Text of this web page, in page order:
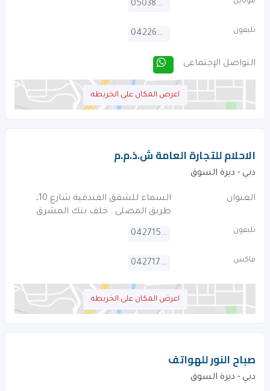
0503848992
تليفون 042267202
التواصل الإجتماعى
اعرض المكان على الخريطه
الاحلام للتجارة العامة ش.ذ.م.م
دبي - ديرة السوق
العنوان
السماء للشقق الفندقية شارع 10،
طريق المصلى . خلف بنك المشرق
تليفون 042715915
فاكس 042717081
اعرض المكان على الخريطه
صباح النور للهواتف
دبي - ديرة السوق